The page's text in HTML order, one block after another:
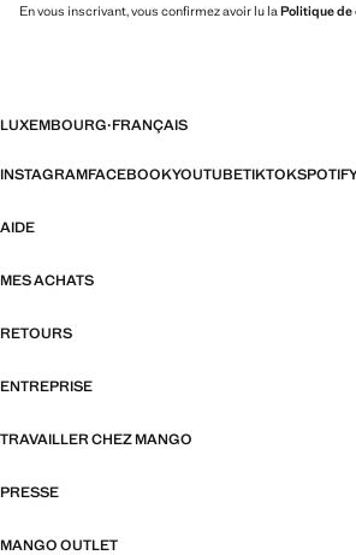
En vous inscrivant, vous confirmez avoir lu la Politique
LUXEMBOURG·FRANÇAIS
INSTAGRAMFACEBOOKYOUTUBETIKTOK
AIDE
MES ACHATS
RETOURS
ENTREPRISE
TRAVAILLER CHEZ MANGO
PRESSE
MANGO OUTLET